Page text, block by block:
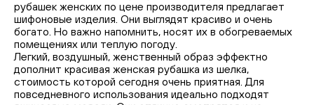
рубашек женских по цене производителя предлагает
шифоновые изделия. Они выглядят красиво и очень
богато. Но важно напомнить, носят их в обогреваемых
помещениях или теплую погоду.
Легкий, воздушный, женственный образ эффектно
дополнит красивая женская рубашка из шелка,
стоимость которой сегодня очень приятная. Для
повседневного использования идеально подходят